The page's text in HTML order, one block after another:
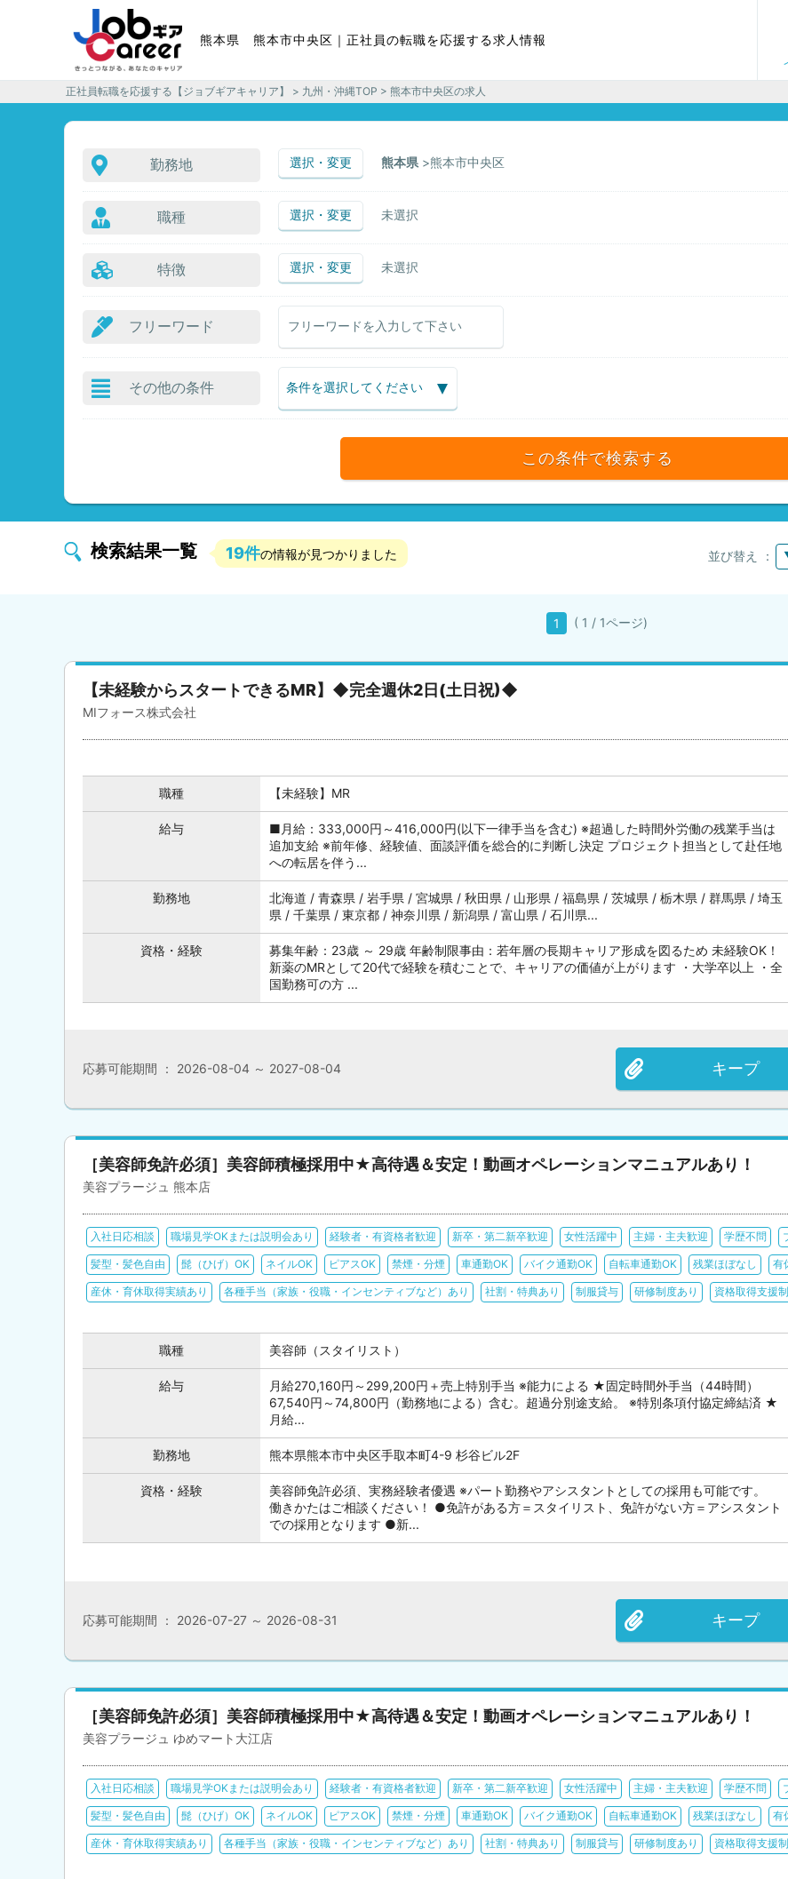
熊本県 熊本市中央区｜正社員の転職を応援する求人情報
正社員転職を応援する【ジョブギアキャリア】 > 九州・沖縄TOP > 熊本市中央区の求人
勤務地 選択・変更 熊本県 熊本市中央区
職種 選択・変更 未選択
特徴 選択・変更 未選択
フリーワード
その他の条件
この条件で検索する
検索結果一覧 19件の情報が見つかりました 並び替え ：
1 ( 1 / 1ページ)
【未経験からスタートできるMR】◆完全週休2日(土日祝)◆
MIフォース株式会社
職種 【未経験】MR
給与
■月給：333,000円～416,000円(以下一律手当を含む) ※超過した時間外労働の残業手当は
追加支給 ※前年修、経験値、面談評価を総合的に判断し決定 プロジェクト担当として赴任地
への転居を伴う...
勤務地
北海道 / 青森県 / 岩手県 / 宮城県 / 秋田県 / 山形県 / 福島県 / 茨城県 / 栃木県 / 群馬県 / 埼玉
県 / 千葉県 / 東京都 / 神奈川県 / 新潟県 / 富山県 / 石川県...
資格・経験
募集年齢：23歳 ～ 29歳 年齢制限事由：若年層の長期キャリア形成を図るため 未経験OK！
新薬のMRとして20代で経験を積むことで、キャリアの価値が上がります ・大学卒以上 ・全
国勤務可の方 ...
キープ
応募可能期間 ： 2026-08-04 ～ 2027-08-04
［美容師免許必須］美容師積極採用中★高待遇＆安定！動画オペレーションマニュアルあり！
美容プラージュ 熊本店
入社日応相談 職場見学OKまたは説明会あり 経験者・有資格者歓迎 新卒・第二新卒歓迎 女性活躍中 主婦・主夫歓迎 学歴不問
髪型・髪色自由 髭（ひげ）OK ネイルOK ピアスOK 禁煙・分煙 車通勤OK バイク通勤OK 自転車通勤OK 残業ほぼなし 有
産休・育休取得実績あり 各種手当（家族・役職・インセンティブなど）あり 社割・特典あり 制服貸与 研修制度あり 資格取得支援
職種 美容師（スタイリスト）
給与
月給270,160円～299,200円＋売上特別手当 ※能力による ★固定時間外手当（44時間）
67,540円～74,800円（勤務地による）含む。超過分別途支給。 ※特別条項付協定締結済 ★
月給...
勤務地 熊本県熊本市中央区手取本町4-9 杉谷ビル2F
資格・経験
美容師免許必須、実務経験者優遇 ※パート勤務やアシスタントとしての採用も可能です。
働きかたはご相談ください！ ●免許がある方＝スタイリスト、免許がない方＝アシスタント
での採用となります ●新...
キープ
応募可能期間 ： 2026-07-27 ～ 2026-08-31
［美容師免許必須］美容師積極採用中★高待遇＆安定！動画オペレーションマニュアルあり！
美容プラージュ ゆめマート大江店
入社日応相談 職場見学OKまたは説明会あり 経験者・有資格者歓迎 新卒・第二新卒歓迎 女性活躍中 主婦・主夫歓迎 学歴不問
髪型・髪色自由 髭（ひげ）OK ネイルOK ピアスOK 禁煙・分煙 車通勤OK バイク通勤OK 自転車通勤OK 残業ほぼなし 有
産休・育休取得実績あり 各種手当（家族・役職・インセンティブなど）あり 社割・特典あり 制服貸与 研修制度あり 資格取得支援